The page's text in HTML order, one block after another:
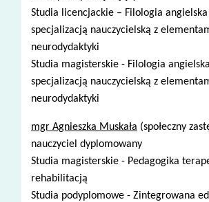
Studia licencjackie – Filologia angielska
specjalizacją nauczycielską z
neurodydaktyki
Studia magisterskie - Filologia
specjalizacją nauczycielską z
neurodydaktyki
mgr Agnieszka Muskała (społeczny
nauczyciel dyplomowany
Studia magisterskie - Pedagogika
rehabilitacją
Studia podyplomowe - Zintegrowana